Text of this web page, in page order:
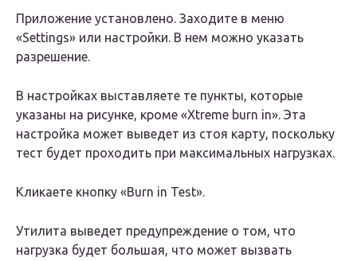
Приложение установлено. Заходите в меню
«Settings» или настройки. В нем можно указать
разрешение.
В настройках выставляете те пункты, которые
указаны на рисунке, кроме «Xtreme burn in». Эта
настройка может выведет из стоя карту, поскольку
тест будет проходить при максимальных нагрузках.
Кликаете кнопку «Burn in Test».
Утилита выведет предупреждение о том, что
нагрузка будет большая, что может вызвать